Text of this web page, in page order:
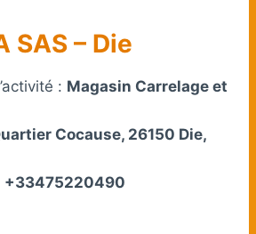
SAS – Die
: Magasin Carrelage et
Cocause, 26150 Die,
+33475220490